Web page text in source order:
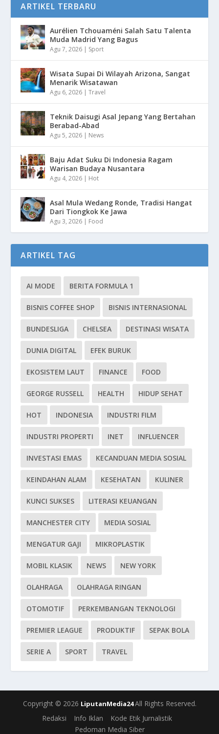
ARTIKEL TERBARU
Aurélien Tchouaméni Salah Satu Talenta
Muda Madrid Yang Bagus
Agu 7, 2026 | Sport
Wisata Supai Di Wilayah Arizona, Sangat
Menarik Wisatawan
Agu 6, 2026 |Travel
Teknik Daisugi Asal Jepang Yang Bertahan
Berabad-Abad
Agu 5, 2026 | News
Baju Adat Suku Di Indonesia Ragam
Warisan Budaya Nusantara
Agu 4, 2026 | Hot
Asal Mula Wedang Ronde, Tradisi Hangat
Dari Tiongkok Ke Jawa
Agu 3, 2026 | Food
ARTIKEL TAG
AI MODE BERITA FORMULA 1
BISNIS COFFEE SHOP BISNIS INTERNASIONAL
BUNDESLIGA CHELSEA DESTINASI WISATA
DUNIA DIGITAL EFEK BURUK
EKOSISTEM LAUT FINANCE FOOD
GEORGE RUSSELL HEALTH HIDUP SEHAT
HOT INDONESIA INDUSTRI FILM
INDUSTRI PROPERTI INET INFLUENCER
INVESTASI EMAS KECANDUAN MEDIA SOSIAL
KEINDAHAN ALAM KESEHATAN KULINER
KUNCI SUKSES LITERASI KEUANGAN
MANCHESTER CITY MEDIA SOSIAL
MENGATUR GAJI MIKROPLASTIK
MOBIL KLASIK NEWS NEW YORK
OLAHRAGA OLAHRAGA RINGAN
OTOMOTIF PERKEMBANGAN TEKNOLOGI
PREMIER LEAGUE PRODUKTIF SEPAK BOLA
SERIE A SPORT TRAVEL
Copyright © 2026 LiputanMedia24All Rights Reserved.
Redaksi
Info Iklan
Kode Etik Jurnalistik
Pedoman Media Siber